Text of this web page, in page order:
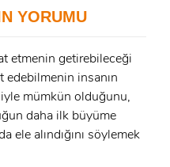
YORUMU
etmenin getirebileceği
edebilmenin insanın
mümkün olduğunu,
daha ilk büyüme
ele alındığını söylemek